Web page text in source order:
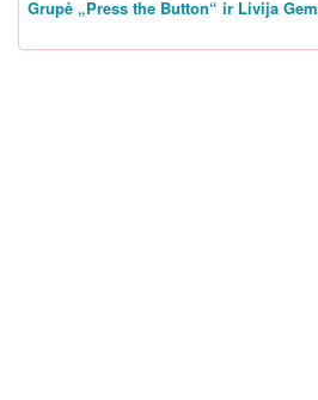
Grupė „Press the Button“ ir Livija